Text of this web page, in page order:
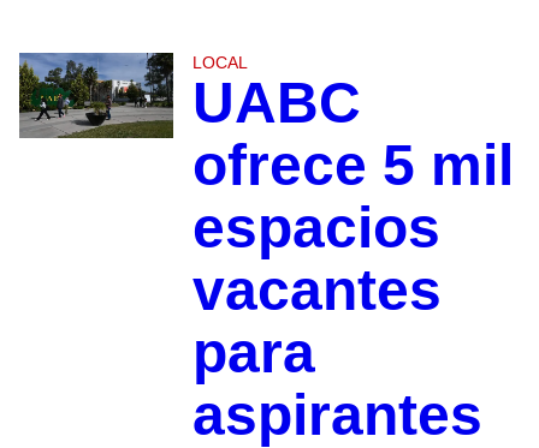
LOCAL
UABC
ofrece 5 mil
espacios
vacantes
para
aspirantes